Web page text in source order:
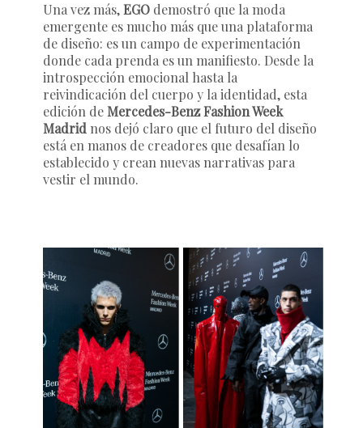
Una vez más,EGOdemostró que la moda
emergente es mucho más que una plataforma
de diseño: es un campo de experimentación
donde cada prenda es un manifiesto. Desde la
introspección emocional hasta la
reivindicación del cuerpo y la identidad, esta
edición deMercedes-Benz Fashion Week
Madrid nos dejó claro que el futuro del diseño
está en manos de creadores que desafían lo
establecido y crean nuevas narrativas para
vestir el mundo.